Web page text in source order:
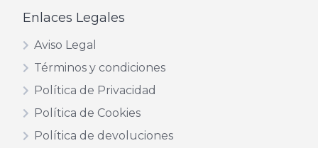
Enlaces Legales
Aviso Legal
Términos y condiciones
Política de Privacidad
Política de Cookies
Política de devoluciones